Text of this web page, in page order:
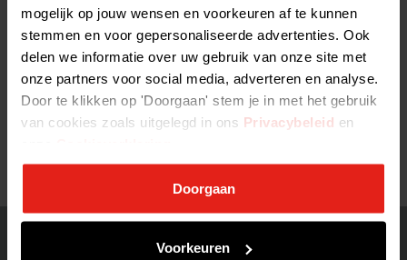
mogelijk op jouw wensen en voorkeuren af te kunnen
stemmen en voor gepersonaliseerde advertenties. Ook
delen we informatie over uw gebruik van onze site met
onze partners voor social media, adverteren en analyse.
Door te klikken op 'Doorgaan' stem je in met het gebruik
van cookies zoals uitgelegd in ons Privacybeleid en
Doorgaan
Voorkeuren
ALLE NIEUWSBERICHTEN >
2020-05-14 13:56:01